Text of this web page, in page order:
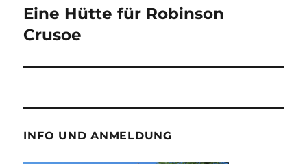
Nächster
Beitrag:
Eine Hütte für Robinson
Crusoe
INFO UND ANMELDUNG